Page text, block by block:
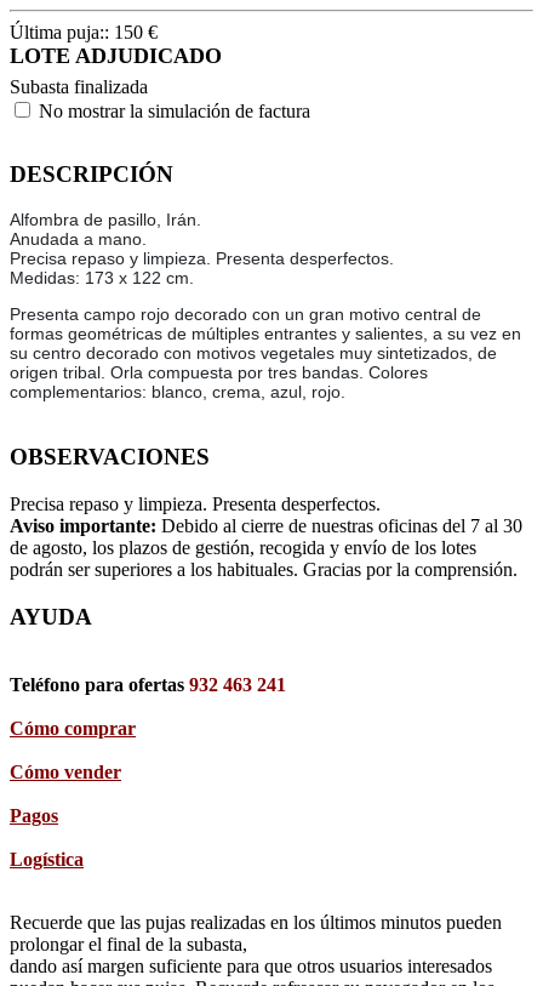
Última puja:: 150 €
LOTE ADJUDICADO
Subasta finalizada
No mostrar la simulación de factura
DESCRIPCIÓN
Alfombra de pasillo, Irán.
Anudada a mano.
Precisa repaso y limpieza. Presenta desperfectos.
Medidas: 173 x 122 cm.
Presenta campo rojo decorado con un gran motivo central de
formas geométricas de múltiples entrantes y salientes, a su vez en
su centro decorado con motivos vegetales muy sintetizados, de
origen tribal. Orla compuesta por tres bandas. Colores
complementarios: blanco, crema, azul, rojo.
OBSERVACIONES
Precisa repaso y limpieza. Presenta desperfectos.
Aviso importante: Debido al cierre de nuestras oficinas del 7 al 30
de agosto, los plazos de gestión, recogida y envío de los lotes
podrán ser superiores a los habituales. Gracias por la comprensión.
AYUDA
Teléfono para ofertas 932 463 241
Cómo comprar
Cómo vender
Pagos
Logística
Recuerde que las pujas realizadas en los últimos minutos pueden
prolongar el final de la subasta,
dando así margen suficiente para que otros usuarios interesados